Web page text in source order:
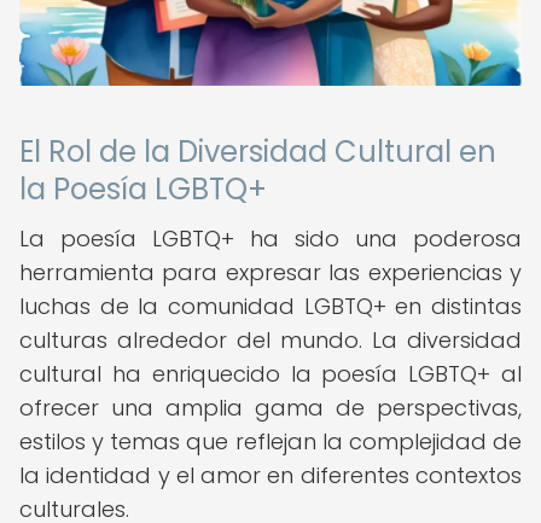
El Rol de la Diversidad Cultural en
la Poesía LGBTQ+
La poesía LGBTQ+ ha sido una poderosa
herramienta para expresar las experiencias y
luchas de la comunidad LGBTQ+ en distintas
culturas alrededor del mundo. La diversidad
cultural ha enriquecido la poesía LGBTQ+ al
ofrecer una amplia gama de perspectivas,
estilos y temas que reflejan la complejidad de
la identidad y el amor en diferentes contextos
culturales.